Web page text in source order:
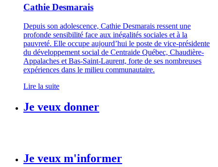
Cathie Desmarais
Depuis son adolescence, Cathie Desmarais ressent une
profonde sensibilité face aux inégalités sociales et à la
pauvreté. Elle occupe aujourd’hui le poste de vice-présidente
du développement social de Centraide Québec, Chaudière-
Appalaches et Bas-Saint-Laurent, forte de ses nombreuses
expériences dans le milieu communautaire.
Lire la suite
Je veux donner
Je veux m'informer